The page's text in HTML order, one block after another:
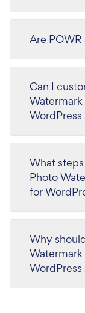
Are
Can I
WordPress
What
Photo
for
Why
WordPress